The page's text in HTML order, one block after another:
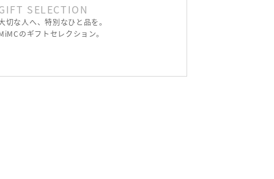
SELECTION
切な人へ、特別なひと品を。
のギフトセレクション。